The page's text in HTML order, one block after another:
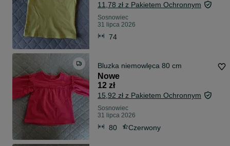
11,78 zł z Pakietem Ochronnym
Sosnowiec
31 lipca 2026
74
Bluzka niemowlęca 80 cm
Nowe
12 zł
15,92 zł z Pakietem Ochronnym
Sosnowiec
31 lipca 2026
80 Czerwony